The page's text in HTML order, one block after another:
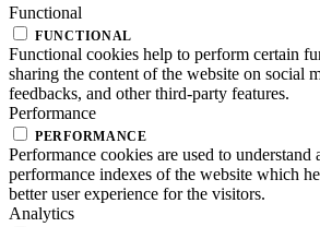
Functional
FUNCTIONAL
Functional cookies help to perform certain
sharing the content of the website on social
feedbacks, and other third-party features.
Performance
PERFORMANCE
Performance cookies are used to understand
performance indexes of the website which
better user experience for the visitors.
Analytics